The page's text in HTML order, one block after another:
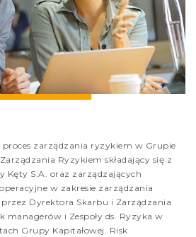
zarządzania ryzykiem w Grupie
Ryzykiem składający się z
Kęty S.A. oraz zarządzających
w zakresie zarządzania
Dyrektora Skarbu i Zarządzania
managerów i Zespoły ds. Ryzyka w
Grupy Kapitałowej. Risk